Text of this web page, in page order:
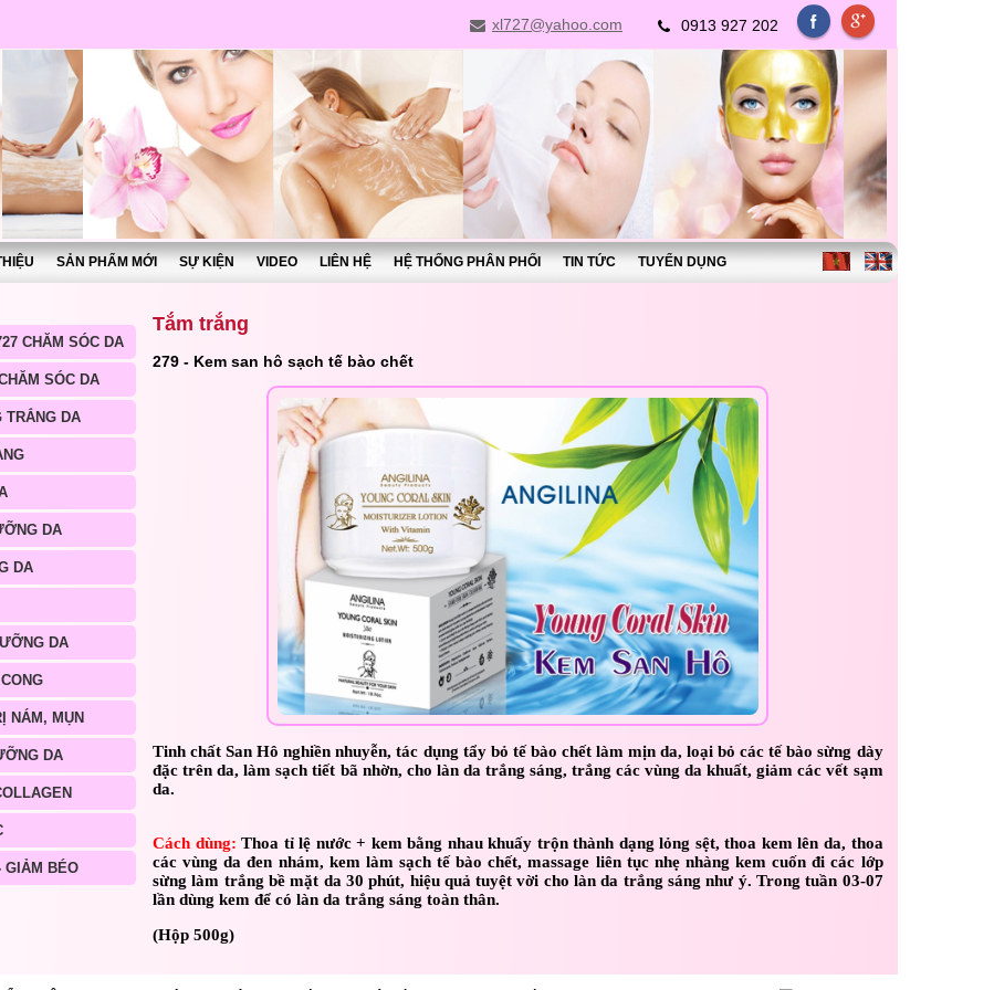
xl727@yahoo.com 0913 927 202
SẢN PHẨM MỚI SỰ KIỆN VIDEO LIÊN HỆ HỆ THỐNG PHÂN PHỐI TIN TỨC TUYỂN DỤNG
CHĂM SÓC DA
SÓC DA
TRẮNG DA
DA
DA
DA
NÁM, MỤN
DA
GIẢM BÉO
Tắm trắng
279 - Kem san hô sạch tế bào chết
Tinh chất San Hô nghiền nhuyễn, tác dụng tẩy bỏ tế bào chết làm mịn da, loại bỏ các tế bào sừng dày
đặc trên da, làm sạch tiết bã nhờn, cho làn da trắng sáng, trắng các vùng da khuất, giảm các vết sạm
da.
Cách dùng: Thoa tỉ lệ nước + kem bằng nhau khuấy trộn thành dạng lỏng sệt, thoa kem lên da, thoa
các vùng da đen nhám, kem làm sạch tế bào chết, massage liên tục nhẹ nhàng kem cuốn đi các lớp
sừng làm trắng bề mặt da 30 phút, hiệu quả tuyệt vời cho làn da trắng sáng như ý. Trong tuần 03-07
lần dùng kem để có làn da trắng sáng toàn thân.
(Hộp 500g)